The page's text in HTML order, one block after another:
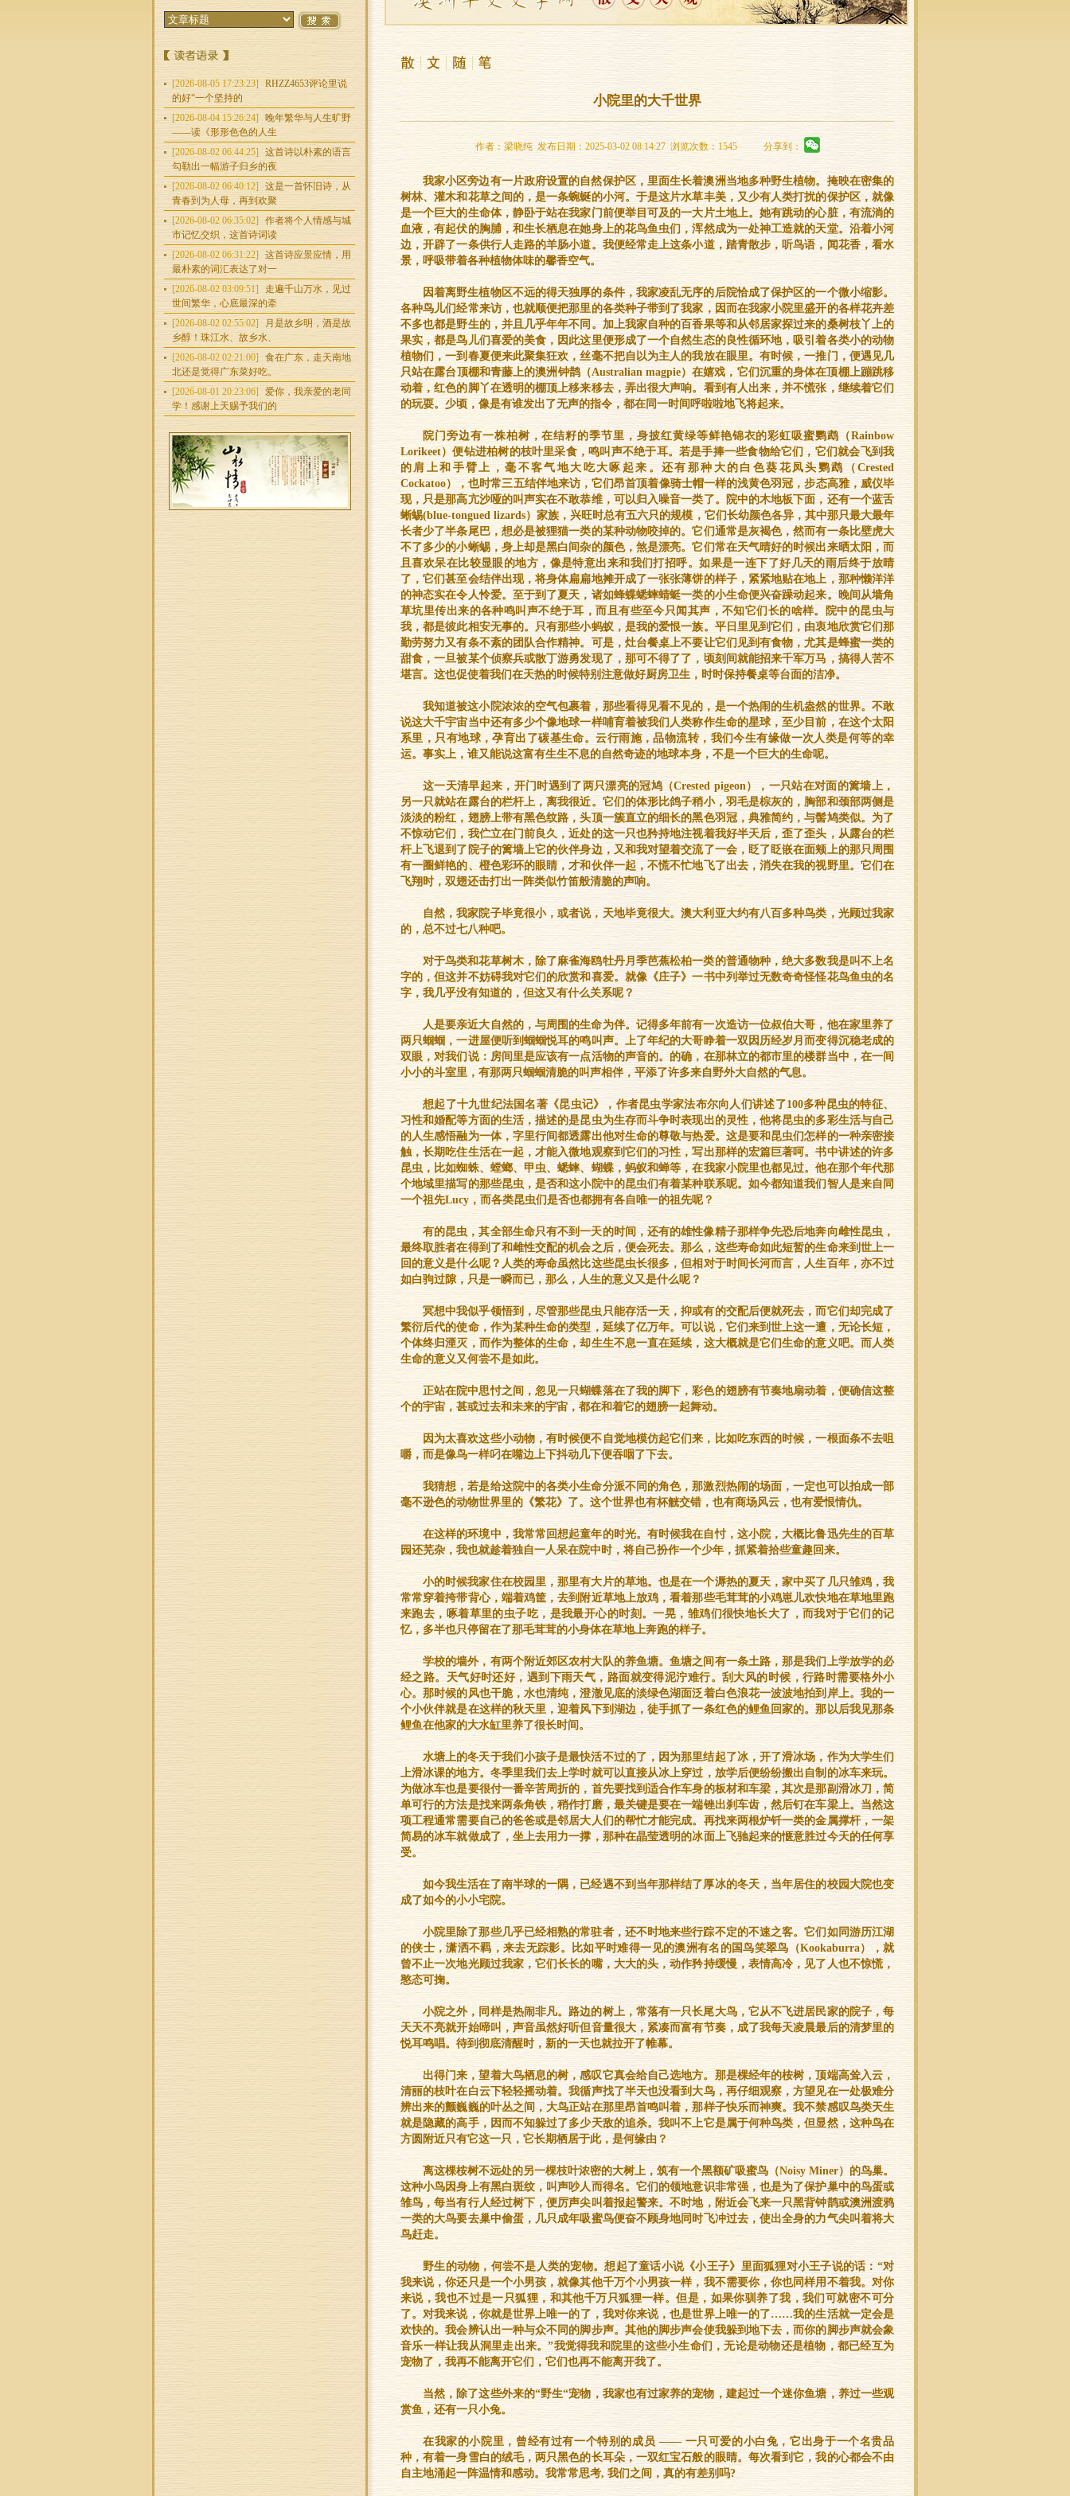
[2026-08-05 17:23:23]
RHZZ4653评论里说
的好“一个坚持的
[2026-08-04 15:26:24]
晚年繁华与人生旷野
——读《形形色色的人生
[2026-08-02 06:44:25]
这首诗以朴素的语言
勾勒出一幅游子归乡的夜
[2026-08-02 06:40:12]
这是一首怀旧诗，从
青春到为人母，再到欢聚
[2026-08-02 06:35:02]
作者将个人情感与城
市记忆交织，这首诗词读
[2026-08-02 06:31:22]
这首诗应景应情，用
最朴素的词汇表达了对一
[2026-08-02 03:09:51]
走遍千山万水，见过
世间繁华，心底最深的牵
[2026-08-02 02:55:02]
月是故乡明，酒是故
乡醇！珠江水、故乡水、
[2026-08-02 02:21:00]
食在广东，走天南地
北还是觉得广东菜好吃。
[2026-08-01 20:23:06]
爱你，我亲爱的老同
学！感谢上天赐予我们的
小院里的大千世界
作者：梁晓纯 发布日期：2025-03-02 08:14:27 浏览次数：1545 分享到：
我家小区旁边有一片政府设置的自然保护区，里面生长着澳洲当地多种野生植物。掩映在密集的
树林、灌木和花草之间的，是一条蜿蜒的小河。于是这片水草丰美，又少有人类打扰的保护区，就像
是一个巨大的生命体，静卧于站在我家门前便举目可及的一大片土地上。她有跳动的心脏，有流淌的
血液，有起伏的胸脯，和生长栖息在她身上的花鸟鱼虫们，浑然成为一处神工造就的天堂。沿着小河
边，开辟了一条供行人走路的羊肠小道。我便经常走上这条小道，踏青散步，听鸟语，闻花香，看水
景，呼吸带着各种植物体味的馨香空气。
因着离野生植物区不远的得天独厚的条件，我家凌乱无序的后院恰成了保护区的一个微小缩影。
各种鸟儿们经常来访，也就顺便把那里的各类种子带到了我家，因而在我家小院里盛开的各样花卉差
不多也都是野生的，并且几乎年年不同。加上我家自种的百香果等和从邻居家探过来的桑树枝丫上的
果实，都是鸟儿们喜爱的美食，因此这里便形成了一个自然生态的良性循环地，吸引着各类小的动物
植物们，一到春夏便来此聚集狂欢，丝毫不把自以为主人的我放在眼里。有时候，一推门，便遇见几
只站在露台顶棚和青藤上的澳洲钟鹊（Australian magpie）在嬉戏，它们沉重的身体在顶棚上蹦跳移
动着，红色的脚丫在透明的棚顶上移来移去，弄出很大声响。看到有人出来，并不慌张，继续着它们
的玩耍。少顷，像是有谁发出了无声的指令，都在同一时间呼啦啦地飞将起来。
院门旁边有一株柏树，在结籽的季节里，身披红黄绿等鲜艳锦衣的彩虹吸蜜鹦鹉（Rainbow
Lorikeet）便钻进柏树的枝叶里采食，鸣叫声不绝于耳。若是手捧一些食物给它们，它们就会飞到我
的肩上和手臂上，毫不客气地大吃大啄起来。还有那种大的白色葵花凤头鹦鹉（Crested
Cockatoo），也时常三五结伴地来访，它们昂首顶着像骑士帽一样的浅黄色羽冠，步态高雅，威仪毕
现，只是那高亢沙哑的叫声实在不敢恭维，可以归入噪音一类了。院中的木地板下面，还有一个蓝舌
蜥蜴(blue-tongued lizards）家族，兴旺时总有五六只的规模，它们长幼颜色各异，其中那只最大最年
长者少了半条尾巴，想必是被狸猫一类的某种动物咬掉的。它们通常是灰褐色，然而有一条比壁虎大
不了多少的小蜥蜴，身上却是黑白间杂的颜色，煞是漂亮。它们常在天气晴好的时候出来晒太阳，而
且喜欢呆在比较显眼的地方，像是特意出来和我们打招呼。如果是一连下了好几天的雨后终于放晴
了，它们甚至会结伴出现，将身体扁扁地摊开成了一张张薄饼的样子，紧紧地贴在地上，那种懒洋洋
的神态实在令人怜爱。至于到了夏天，诸如蜂蝶蟋蟀蜻蜓一类的小生命便兴奋躁动起来。晚间从墙角
草坑里传出来的各种鸣叫声不绝于耳，而且有些至今只闻其声，不知它们长的啥样。院中的昆虫与
我，都是彼此相安无事的。只有那些小蚂蚁，是我的爱恨一族。平日里见到它们，由衷地欣赏它们那
勤劳努力又有条不紊的团队合作精神。可是，灶台餐桌上不要让它们见到有食物，尤其是蜂蜜一类的
甜食，一旦被某个侦察兵或散丁游勇发现了，那可不得了了，顷刻间就能招来千军万马，搞得人苦不
堪言。这也促使着我们在天热的时候特别注意做好厨房卫生，时时保持餐桌等台面的洁净。
我知道被这小院浓浓的空气包裹着，那些看得见看不见的，是一个热闹的生机盎然的世界。不敢
说这大千宇宙当中还有多少个像地球一样哺育着被我们人类称作生命的星球，至少目前，在这个太阳
系里，只有地球，孕育出了碳基生命。云行雨施，品物流转，我们今生有缘做一次人类是何等的幸
运。事实上，谁又能说这富有生生不息的自然奇迹的地球本身，不是一个巨大的生命呢。
这一天清早起来，开门时遇到了两只漂亮的冠鸠（Crested pigeon），一只站在对面的篱墙上，
另一只就站在露台的栏杆上，离我很近。它们的体形比鸽子稍小，羽毛是棕灰的，胸部和颈部两侧是
淡淡的粉红，翅膀上带有黑色纹路，头顶一簇直立的细长的黑色羽冠，典雅简约，与髻鸠类似。为了
不惊动它们，我伫立在门前良久，近处的这一只也矜持地注视着我好半天后，歪了歪头，从露台的栏
杆上飞退到了院子的篱墙上它的伙伴身边，又和我对望着交流了一会，眨了眨嵌在面颊上的那只周围
有一圈鲜艳的、橙色彩环的眼睛，才和伙伴一起，不慌不忙地飞了出去，消失在我的视野里。它们在
飞翔时，双翅还击打出一阵类似竹笛般清脆的声响。
自然，我家院子毕竟很小，或者说，天地毕竟很大。澳大利亚大约有八百多种鸟类，光顾过我家
的，总不过七八种吧。
对于鸟类和花草树木，除了麻雀海鸥牡丹月季芭蕉松柏一类的普通物种，绝大多数我是叫不上名
字的，但这并不妨碍我对它们的欣赏和喜爱。就像《庄子》一书中列举过无数奇奇怪怪花鸟鱼虫的名
字，我几乎没有知道的，但这又有什么关系呢？
人是要亲近大自然的，与周围的生命为伴。记得多年前有一次造访一位叔伯大哥，他在家里养了
两只蝈蝈，一进屋便听到蝈蝈悦耳的鸣叫声。上了年纪的大哥睁着一双因历经岁月而变得沉稳老成的
双眼，对我们说：房间里是应该有一点活物的声音的。的确，在那林立的都市里的楼群当中，在一间
小小的斗室里，有那两只蝈蝈清脆的叫声相伴，平添了许多来自野外大自然的气息。
想起了十九世纪法国名著《昆虫记》，作者昆虫学家法布尔向人们讲述了100多种昆虫的特征、
习性和婚配等方面的生活，描述的是昆虫为生存而斗争时表现出的灵性，他将昆虫的多彩生活与自己
的人生感悟融为一体，字里行间都透露出他对生命的尊敬与热爱。这是要和昆虫们怎样的一种亲密接
触，长期吃住生活在一起，才能入微地观察到它们的习性，写出那样的宏篇巨著呵。书中讲述的许多
昆虫，比如蜘蛛、螳螂、甲虫、蟋蟀、蝴蝶，蚂蚁和蝉等，在我家小院里也都见过。他在那个年代那
个地域里描写的那些昆虫，是否和这小院中的昆虫们有着某种联系呢。如今都知道我们智人是来自同
一个祖先Lucy，而各类昆虫们是否也都拥有各自唯一的祖先呢？
有的昆虫，其全部生命只有不到一天的时间，还有的雄性像精子那样争先恐后地奔向雌性昆虫，
最终取胜者在得到了和雌性交配的机会之后，便会死去。那么，这些寿命如此短暂的生命来到世上一
回的意义是什么呢？人类的寿命虽然比这些昆虫长很多，但相对于时间长河而言，人生百年，亦不过
如白驹过隙，只是一瞬而已，那么，人生的意义又是什么呢？
冥想中我似乎领悟到，尽管那些昆虫只能存活一天，抑或有的交配后便就死去，而它们却完成了
繁衍后代的使命，作为某种生命的类型，延续了亿万年。可以说，它们来到世上这一遭，无论长短，
个体终归湮灭，而作为整体的生命，却生生不息一直在延续，这大概就是它们生命的意义吧。而人类
生命的意义又何尝不是如此。
正站在院中思忖之间，忽见一只蝴蝶落在了我的脚下，彩色的翅膀有节奏地扇动着，便确信这整
个的宇宙，甚或过去和未来的宇宙，都在和着它的翅膀一起舞动。
因为太喜欢这些小动物，有时候便不自觉地模仿起它们来，比如吃东西的时候，一根面条不去咀
嚼，而是像鸟一样叼在嘴边上下抖动几下便吞咽了下去。
我猜想，若是给这院中的各类小生命分派不同的角色，那激烈热闹的场面，一定也可以拍成一部
毫不逊色的动物世界里的《繁花》了。这个世界也有杯觥交错，也有商场风云，也有爱恨情仇。
在这样的环境中，我常常回想起童年的时光。有时候我在自忖，这小院，大概比鲁迅先生的百草
园还芜杂，我也就趁着独自一人呆在院中时，将自己扮作一个少年，抓紧着拾些童趣回来。
小的时候我家住在校园里，那里有大片的草地。也是在一个溽热的夏天，家中买了几只雏鸡，我
常常穿着挎带背心，端着鸡筐，去到附近草地上放鸡，看着那些毛茸茸的小鸡崽儿欢快地在草地里跑
来跑去，啄着草里的虫子吃，是我最开心的时刻。一晃，雏鸡们很快地长大了，而我对于它们的记
忆，多半也只停留在了那毛茸茸的小身体在草地上奔跑的样子。
学校的墙外，有两个附近郊区农村大队的养鱼塘。鱼塘之间有一条土路，那是我们上学放学的必
经之路。天气好时还好，遇到下雨天气，路面就变得泥泞难行。刮大风的时候，行路时需要格外小
心。那时候的风也干脆，水也清纯，澄澈见底的淡绿色湖面泛着白色浪花一波波地拍到岸上。我的一
个小伙伴就是在这样的秋天里，迎着风下到湖边，徒手抓了一条红色的鲤鱼回家的。那以后我见那条
鲤鱼在他家的大水缸里养了很长时间。
水塘上的冬天于我们小孩子是最快活不过的了，因为那里结起了冰，开了滑冰场，作为大学生们
上滑冰课的地方。冬季里我们去上学时就可以直接从冰上穿过，放学后便纷纷搬出自制的冰车来玩。
为做冰车也是要很付一番辛苦周折的，首先要找到适合作车身的板材和车梁，其次是那副滑冰刀，简
单可行的方法是找来两条角铁，稍作打磨，最关键是要在一端锉出刹车齿，然后钉在车梁上。当然这
项工程通常需要自己的爸爸或是邻居大人们的帮忙才能完成。再找来两根炉钎一类的金属撑杆，一架
简易的冰车就做成了，坐上去用力一撑，那种在晶莹透明的冰面上飞驰起来的惬意胜过今天的任何享
受。
如今我生活在了南半球的一隅，已经遇不到当年那样结了厚冰的冬天，当年居住的校园大院也变
成了如今的小小宅院。
小院里除了那些几乎已经相熟的常驻者，还不时地来些行踪不定的不速之客。它们如同游历江湖
的侠士，潇洒不羁，来去无踪影。比如平时难得一见的澳洲有名的国鸟笑翠鸟（Kookaburra），就
曾不止一次地光顾过我家，它们长长的嘴，大大的头，动作矜持缓慢，表情高冷，见了人也不惊慌，
憨态可掬。
小院之外，同样是热闹非凡。路边的树上，常落有一只长尾大鸟，它从不飞进居民家的院子，每
天天不亮就开始啼叫，声音虽然好听但音量很大，紧凑而富有节奏，成了我每天凌晨最后的清梦里的
悦耳鸣唱。待到彻底清醒时，新的一天也就拉开了帷幕。
出得门来，望着大鸟栖息的树，感叹它真会给自己选地方。那是棵经年的桉树，顶端高耸入云，
清丽的枝叶在白云下轻轻摇动着。我循声找了半天也没看到大鸟，再仔细观察，方望见在一处极难分
辨出来的颤巍巍的叶丛之间，大鸟正站在那里昂首鸣叫着，那样子快乐而神爽。我不禁感叹鸟类天生
就是隐藏的高手，因而不知躲过了多少天敌的追杀。我叫不上它是属于何种鸟类，但显然，这种鸟在
方圆附近只有它这一只，它长期栖居于此，是何缘由？
离这棵桉树不远处的另一棵枝叶浓密的大树上，筑有一个黑额矿吸蜜鸟（Noisy Miner）的鸟巢。
这种小鸟因身上有黑白斑纹，叫声吵人而得名。它们的领地意识非常强，也是为了保护巢中的鸟蛋或
雏鸟，每当有行人经过树下，便厉声尖叫着报起警来。不时地，附近会飞来一只黑背钟鹊或澳洲渡鸦
一类的大鸟要去巢中偷蛋，几只成年吸蜜鸟便奋不顾身地同时飞冲过去，使出全身的力气尖叫着将大
鸟赶走。
野生的动物，何尝不是人类的宠物。想起了童话小说《小王子》里面狐狸对小王子说的话：“对
我来说，你还只是一个小男孩，就像其他千万个小男孩一样，我不需要你，你也同样用不着我。对你
来说，我也不过是一只狐狸，和其他千万只狐狸一样。但是，如果你驯养了我，我们可就密不可分
了。对我来说，你就是世界上唯一的了，我对你来说，也是世界上唯一的了……我的生活就一定会是
欢快的。我会辨认出一种与众不同的脚步声。其他的脚步声会使我躲到地下去，而你的脚步声就会象
音乐一样让我从洞里走出来。”我觉得我和院里的这些小生命们，无论是动物还是植物，都已经互为
宠物了，我再不能离开它们，它们也再不能离开我了。
当然，除了这些外来的“野生“宠物，我家也有过家养的宠物，建起过一个迷你鱼塘，养过一些观
赏鱼，还有一只小兔。
在我家的小院里，曾经有过有一个特别的成员 —— 一只可爱的小白兔，它出身于一个名贵品
种，有着一身雪白的绒毛，两只黑色的长耳朵，一双红宝石般的眼睛。每次看到它，我的心都会不由
自主地涌起一阵温情和感动。我常常思考, 我们之间，真的有差别吗?